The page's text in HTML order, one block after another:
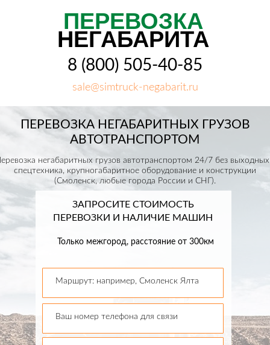
ПЕРЕВОЗКА
НЕГАБАРИТА
8 (800) 505-40-85
sale@simtruck-negabarit.ru
ПЕРЕВОЗКА НЕГАБАРИТНЫХ ГРУЗОВ
АВТОТРАНСПОРТОМ
негабаритных грузов автотранспортом 24/7 без
спецтехника, крупногабаритное оборудование и конструкции
(Смоленск, любые города России и СНГ).
ЗАПРОСИТЕ СТОИМОСТЬ
ПЕРЕВОЗКИ И НАЛИЧИЕ МАШИН
Только межгород, расстояние от 300км
Маршрут: например, Смоленск Ялта
Ваш номер телефона для связи